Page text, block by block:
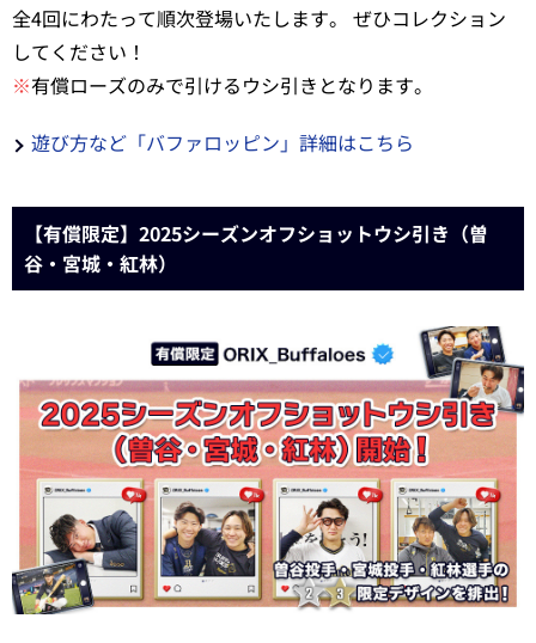
全4回にわたって順次登場いたします。 ぜひコレクション
してください！
※有償ローズのみで引けるウシ引きとなります。
遊び方など「バファロッピン」詳細はこちら
【有償限定】2025シーズンオフショットウシ引き（曽
谷・宮城・紅林）